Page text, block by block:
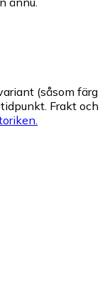
(såsom färg
Frakt och